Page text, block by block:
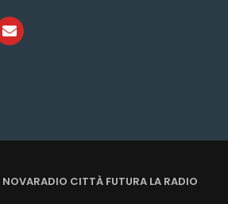
CITTÀ FUTURA LA RADIO